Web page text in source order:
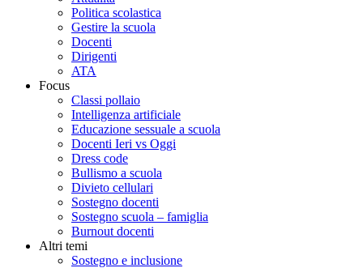
Politica scolastica
Gestire la scuola
Docenti
Dirigenti
ATA
Focus
Classi pollaio
Intelligenza artificiale
Educazione sessuale a scuola
Docenti Ieri vs Oggi
Dress code
Bullismo a scuola
Divieto cellulari
Sostegno docenti
Sostegno scuola – famiglia
Burnout docenti
Altri temi
Sostegno e inclusione